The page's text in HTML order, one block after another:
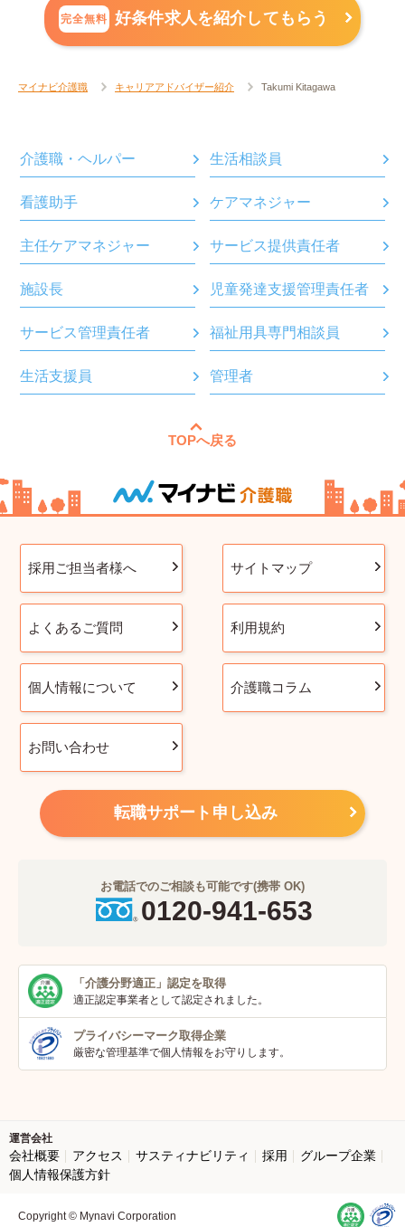
完全無料 好条件求人を紹介してもらう
マイナビ介護職 キャリアアドバイザー紹介 Takumi Kitagawa
介護職・ヘルパー 生活相談員
看護助手 ケアマネジャー
主任ケアマネジャー サービス提供責任者
施設長 児童発達支援管理責任者
サービス管理責任者 福祉用具専門相談員
生活支援員 管理者
TOPへ戻る
採用ご担当者様へ サイトマップ
よくあるご質問 利用規約
個人情報について 介護職コラム
お問い合わせ
転職サポート申し込み
お電話でのご相談も可能です(携帯 OK)
0120-941-653
「介護分野適正」 認定を取得
適正認定事業者として認定されました。
プライバシーマーク取得企業
厳密な管理基準で個人情報をお守りします。
運営会社
会社概要 アクセス サスティナビリティ 採用
グループ企業
個人情報保護方針
Copyright © Mynavi Corporation